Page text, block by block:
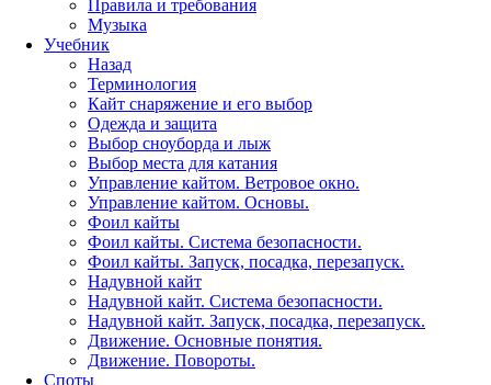
Правила и требования
Музыка
Учебник
Назад
Терминология
Кайт снаряжение и его выбор
Одежда и защита
Выбор сноуборда и лыж
Выбор места для катания
Управление кайтом. Ветровое окно.
Управление кайтом. Основы.
Фоил кайты
Фоил кайты. Система безопасности.
Фоил кайты. Запуск, посадка, перезапуск.
Надувной кайт
Надувной кайт. Система безопасности.
Надувной кайт. Запуск, посадка, перезапуск.
Движение. Основные понятия.
Движение. Повороты.
Споты